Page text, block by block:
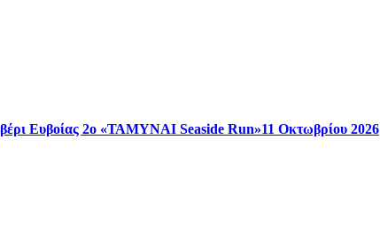
Ευβοίας 2ο «ΤΑΜΥΝΑΙ Seaside Run»11 Οκτωβρίου 2026